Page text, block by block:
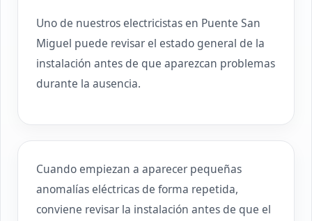
Uno de nuestros electricistas en Puente San
Miguel puede revisar el estado general de la
instalación antes de que aparezcan problemas
durante la ausencia.
Cuando empiezan a aparecer pequeñas
anomalías eléctricas de forma repetida,
conviene revisar la instalación antes de que el